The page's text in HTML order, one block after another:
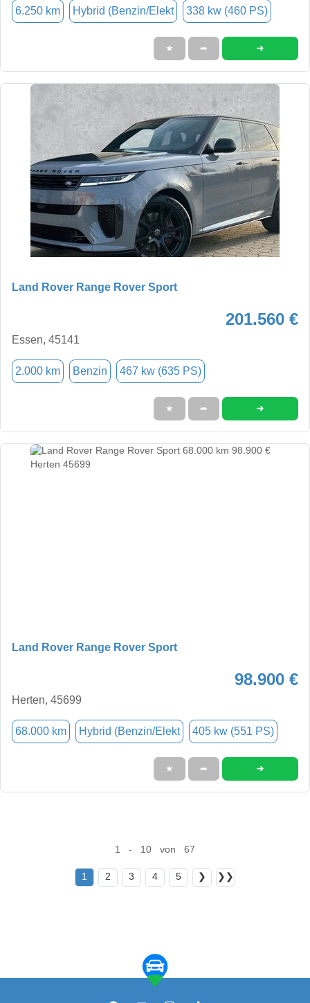
6.250 km Hybrid (Benzin/Elekt 338 kw (460 PS)
★ ➦ ➜
Land Rover Range Rover Sport
201.560 €
Essen, 45141
2.000 km Benzin 467 kw (635 PS)
★ ➦ ➜
Land Rover Range Rover Sport
98.900 €
Herten, 45699
68.000 km Hybrid (Benzin/Elekt 405 kw (551 PS)
★ ➦ ➜
1 - 10 von 67
1 2 3 4 5 ❯ ❯❯